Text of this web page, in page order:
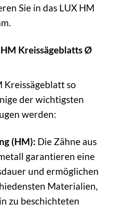
Sie in das LUX HM
Kreissägeblatts Ø
Kreissägeblatt so
der wichtigsten
werden:
(HM): Die Zähne aus
garantieren eine
und ermöglichen
Materialien,
zu beschichteten